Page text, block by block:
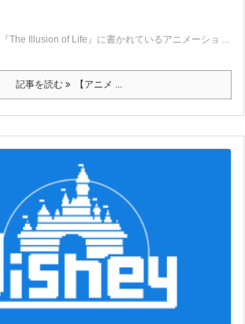
The Illusion of Life』に書かれているアニメーショ ...
記事を読む 【アニメ ...